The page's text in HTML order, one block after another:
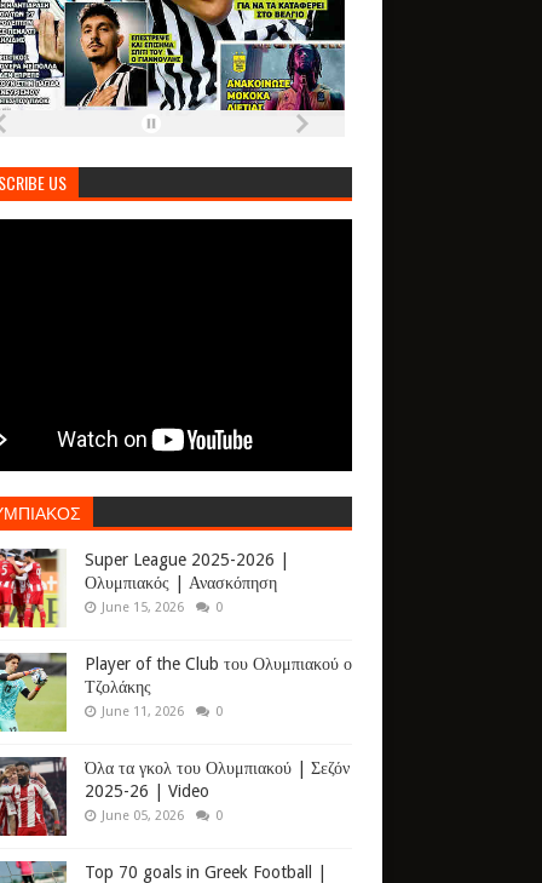
US
Super League 2025-2026 |
Ολυμπιακός | Ανασκόπηση
June 15, 2026 0
Player of the Club του Ολυμπιακού ο
Τζολάκης
June 11, 2026 0
Όλα τα γκολ του Ολυμπιακού | Σεζόν
2025-26 | Video
June 05, 2026 0
Top 70 goals in Greek Football |